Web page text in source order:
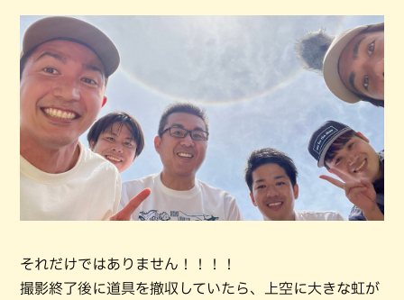
それだけではありません！！！！
撮影終了後に道具を撤収していたら、上空に大きな虹が